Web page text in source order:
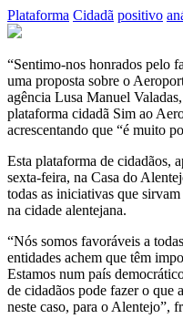
Plataforma Cidadã positivo
“Sentimo-nos honrados pelo
uma proposta sobre o
agência Lusa Manuel
plataforma cidadã Sim ao
acrescentando que “é muito
Esta plataforma de cidadãos,
sexta-feira, na Casa do
todas as iniciativas que
na cidade alentejana.
“Nós somos favoráveis a
entidades achem que têm
Estamos num país
de cidadãos pode fazer o que
neste caso, para o Alentejo”,